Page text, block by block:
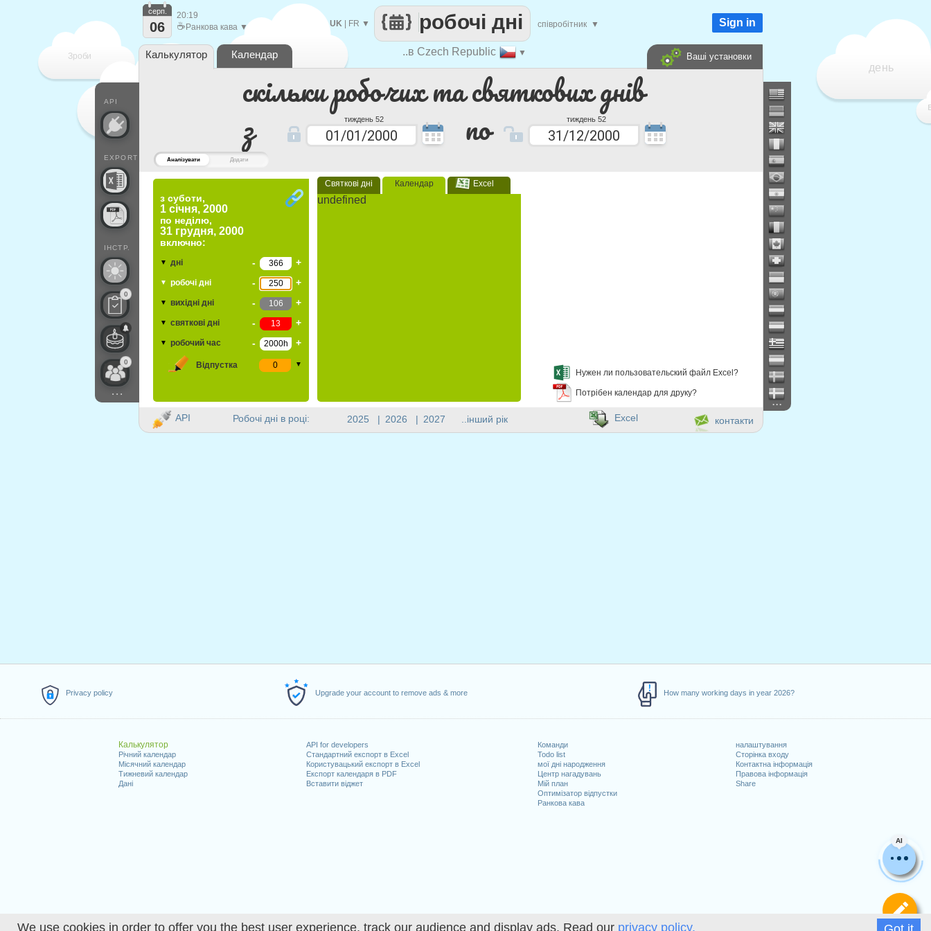
We use cookies in order to offer you the best user experience, track our audience and display ads. Read our privacy policy.
Privacy policy Upgrade your account to remove ads & more How many working days in year 2026?
Калькулятор
Річний календар
Місячний календар
Тижневий календар
Дані
API for developers
Стандартний експорт в Excel
Користувацький експорт в Excel
Експорт календаря в PDF
Вставити віджет
Команди
Todo list
мої дні народження
Центр нагадувань
Мій план
Оптимізатор відпустки
Ранкова кава
налаштування
Сторінка входу
Контактна інформація
Правова інформація
Share
Аналізувати Додати
скільки робочих та святкових днів
з
тиждень 52 по тиждень 52
з суботи,
1 січня, 2000
по неділю,
31 грудня, 2000
включно:
▼ дні - +
▼ робочі дні - +
▼ вихідні дні - +
▼ святкові дні - +
▼ робочий час - +
Відпустка ▼
Святкові дні Календар Excel
undefined
Нужен ли пользовательский файл Excel?
Потрібен календар для друку?
AI
Зроби
день
..в Czech Republic ▼
робочі дні
UK FR ▼ співробітник ▼
API
EXPORT
ІНСТР.
0
0
...
серп.
06
20:19
☕ Ранкова кава ▼ Sign in
Калькулятор Календар Ваші установки
Робочі дні в році: 2025 | 2026 | 2027 ..інший рік
...
API контакти
Excel